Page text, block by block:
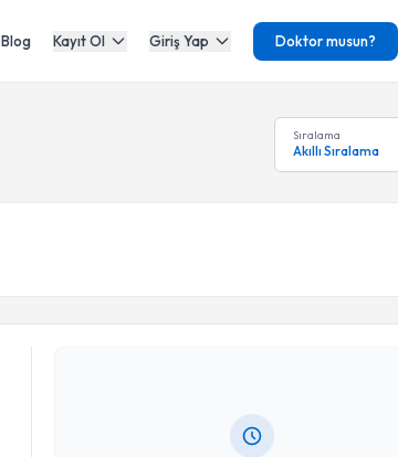
Blog Kayıt Ol Giriş Yap Doktor musun?
Sıralama
Akıllı Sıralama
Op. Dr. Aytaç Can